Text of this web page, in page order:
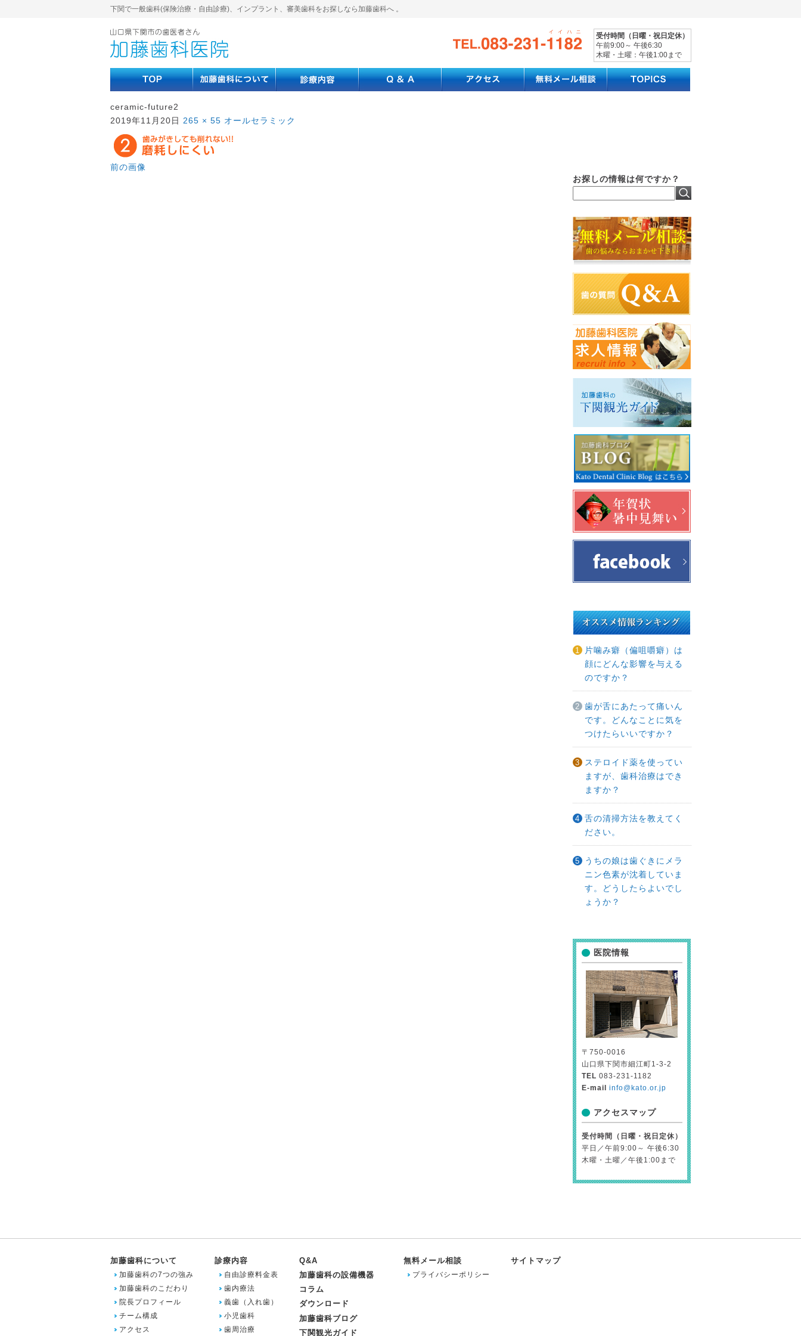
下関で一般歯科(保険治療・自由診療)、インプラント、審美歯科をお探しなら加藤歯科へ 。
受付時間（日曜・祝日定休）
午前9:00～ 午後6:30
木曜・土曜：午後1:00まで
ceramic-future2
2019年11月20日 265 × 55 オールセラミック
前の画像
お探しの情報は何ですか？
片噛み癖（偏咀嚼癖）は
顔にどんな影響を与える
のですか？
歯が舌にあたって痛いん
です。どんなことに気を
つけたらいいですか？
ステロイド薬を使ってい
ますが、歯科治療はでき
ますか？
舌の清掃方法を教えてく
ださい。
うちの娘は歯ぐきにメラ
ニン色素が沈着していま
す。どうしたらよいでし
ょうか？
医院情報
〒750-0016
山口県下関市細江町1-3-2
TEL 083-231-1182
E-mail
info@kato.or.jp
アクセスマップ
受付時間（日曜・祝日定休）
平日／午前9:00～ 午後6:30
木曜・土曜／午後1:00まで
加藤歯科について
加藤歯科の7つの強み
加藤歯科のこだわり
院長プロフィール
チーム構成
アクセス
診療内容
自由診療料金表
歯内療法
義歯（入れ歯）
小児歯科
歯周治療
Q&A
加藤歯科の設備機器
コラム
ダウンロード
加藤歯科ブログ
下関観光ガイド
無料メール相談
プライバシーポリシー
サイトマップ